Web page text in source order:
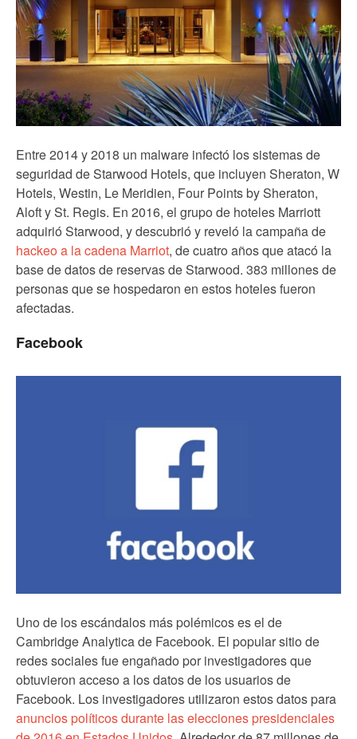
Entre 2014 y 2018 un malware infectó los sistemas de
seguridad de Starwood Hotels, que incluyen Sheraton, W
Hotels, Westin, Le Meridien, Four Points by Sheraton,
Aloft y St. Regis. En 2016, el grupo de hoteles Marriott
adquirió Starwood, y descubrió y reveló la campaña de
hackeo a la cadena Marriot, de cuatro años que atacó la
base de datos de reservas de Starwood. 383 millones de
personas que se hospedaron en estos hoteles fueron
afectadas.
Facebook
Uno de los escándalos más polémicos es el de
Cambridge Analytica de Facebook. El popular sitio de
redes sociales fue engañado por investigadores que
obtuvieron acceso a los datos de los usuarios de
Facebook. Los investigadores utilizaron estos datos para
anuncios políticos durante las elecciones presidenciales